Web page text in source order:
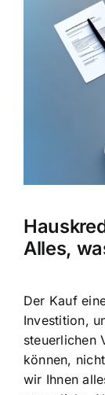
grösseres
Alles,
Der Kauf
Investition,
steuerlichen
können,
wir Ihnen